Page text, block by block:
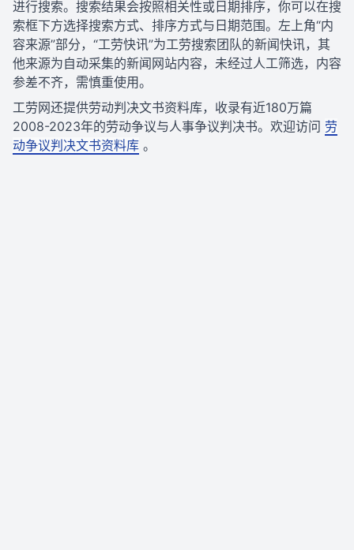
进行搜索。搜索结果会按照相关性或日期排序，你可以在搜
索框下方选择搜索方式、排序方式与日期范围。左上角“内
容来源”部分，“工劳快讯”为工劳搜索团队的新闻快讯，其
他来源为自动采集的新闻网站内容，未经过人工筛选，内容
参差不齐，需慎重使用。
工劳网还提供劳动判决文书资料库，收录有近180万篇
2008-2023年的劳动争议与人事争议判决书。欢迎访问 劳
动争议判决文书资料库 。